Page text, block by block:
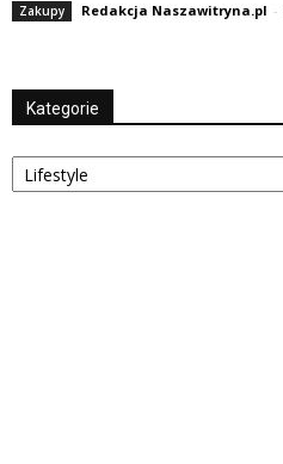
Zakupy Redakcja Naszawitryna.pl -
Kategorie
Kategorie